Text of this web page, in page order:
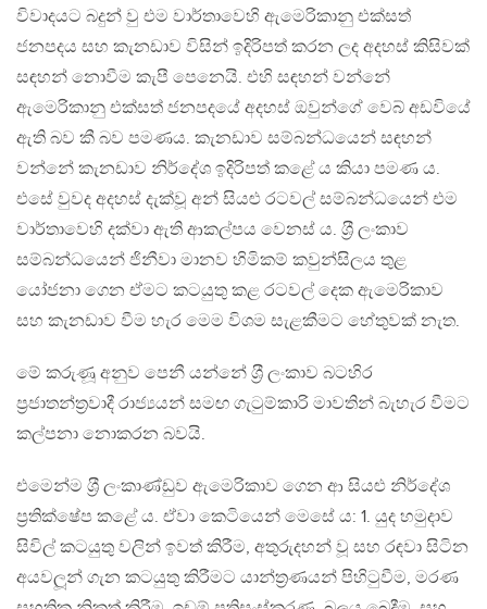
විවාදයට බදුන් වු එම වාර්තාවෙහි ඇමෙරිකානු එක්සත්
ජනපදය සහ කැනඩාව විසින් ඉදිරිපත් කරන ලද අදහස් කිසිවක්
සඳහන් නොවීම කැපී පෙනෙයි. එහි සඳහන් වන්නේ
ඇමෙරිකානු එක්සත් ජනපදයේ අදහස් ඔවුන්ගේ වෙබ් අඩවියේ
ඇති බව කී බව පමණය. කැනඩාව සම්බන්ධයෙන් සඳහන්
වන්නේ කැනඩාව නිර්දේශ ඉදිරිපත් කළේ ය කියා පමණ ය.
එසේ වුවද අදහස් දැක්වූ අන් සියළු රටවල් සම්බන්ධයෙන් එම
වාර්තාවෙහි දක්වා ඇති ආකල්පය වෙනස් ය. ශ‍්‍රී ලංකාව
සම්බන්ධයෙන් ජිනීවා මානව හිමිකම් කවුන්සිලය තුළ
යෝජනා ගෙන ඒමට කටයුතු කළ රටවල් දෙක ඇමෙරිකාව
සහ කැනඩාව වීම හැර මෙම විශම සැළකීමට හේතුවක් නැත.
මේ කරුණූ අනුව පෙනී යන්නේ ශ‍්‍රී ලංකාව බටහිර
ප‍්‍රජාතන්ත‍්‍රවාදී රාජ්‍යයන් සමඟ ගැටුම්කාරි මාවතින් බැහැර වීමට
කල්පනා නොකරන බවයි.
එමෙන්ම ශ‍්‍රී ලංකාණ්ඩුව ඇමෙරිකාව ගෙන ආ සියළු නිර්දේශ
ප‍්‍රතික්ෂේප කළේ ය. ඒවා කෙටියෙන් මෙසේ ය: 1. යුද හමුදාව
සිවිල් කටයුතු වලින් ඉවත් කිරීම, අතුරුදහන් වූ සහ රඳවා සිටින
අයවලූන් ගැන කටයුතු කිරීමට යාන්ත‍්‍රණයන් පිහිටුවීම, මරණ